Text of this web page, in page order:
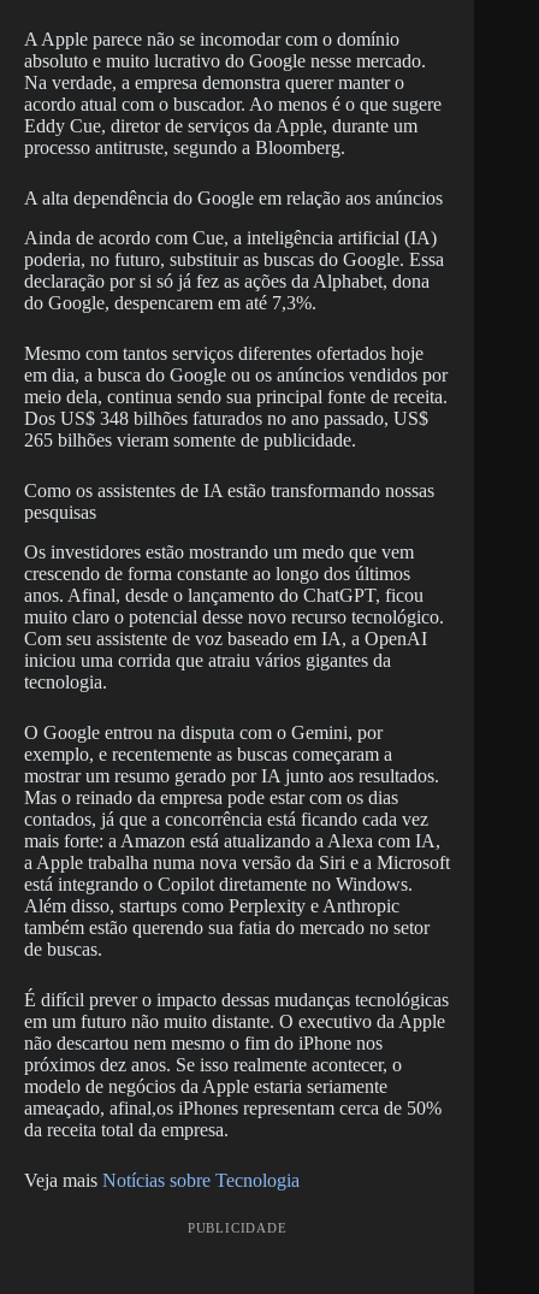
A Apple parece não se incomodar com o domínio
absoluto e muito lucrativo do Google nesse mercado.
Na verdade, a empresa demonstra querer manter o
acordo atual com o buscador. Ao menos é o que sugere
Eddy Cue, diretor de serviços da Apple, durante um
processo antitruste, segundo a Bloomberg.
A alta dependência do Google em relação aos anúncios
Ainda de acordo com Cue, a inteligência artificial (IA)
poderia, no futuro, substituir as buscas do Google. Essa
declaração por si só já fez as ações da Alphabet, dona
do Google, despencarem em até 7,3%.
Mesmo com tantos serviços diferentes ofertados hoje
em dia, a busca do Google ou os anúncios vendidos por
meio dela, continua sendo sua principal fonte de receita.
Dos US$ 348 bilhões faturados no ano passado, US$
265 bilhões vieram somente de publicidade.
Como os assistentes de IA estão transformando nossas
pesquisas
Os investidores estão mostrando um medo que vem
crescendo de forma constante ao longo dos últimos
anos. Afinal, desde o lançamento do ChatGPT, ficou
muito claro o potencial desse novo recurso tecnológico.
Com seu assistente de voz baseado em IA, a OpenAI
iniciou uma corrida que atraiu vários gigantes da
tecnologia.
O Google entrou na disputa com o Gemini, por
exemplo, e recentemente as buscas começaram a
mostrar um resumo gerado por IA junto aos resultados.
Mas o reinado da empresa pode estar com os dias
contados, já que a concorrência está ficando cada vez
mais forte: a Amazon está atualizando a Alexa com IA,
a Apple trabalha numa nova versão da Siri e a Microsoft
está integrando o Copilot diretamente no Windows.
Além disso, startups como Perplexity e Anthropic
também estão querendo sua fatia do mercado no setor
de buscas.
É difícil prever o impacto dessas mudanças tecnológicas
em um futuro não muito distante. O executivo da Apple
não descartou nem mesmo o fim do iPhone nos
próximos dez anos. Se isso realmente acontecer, o
modelo de negócios da Apple estaria seriamente
ameaçado, afinal,os iPhones representam cerca de 50%
da receita total da empresa.
Veja mais Notícias sobre Tecnologia
PUBLICIDADE